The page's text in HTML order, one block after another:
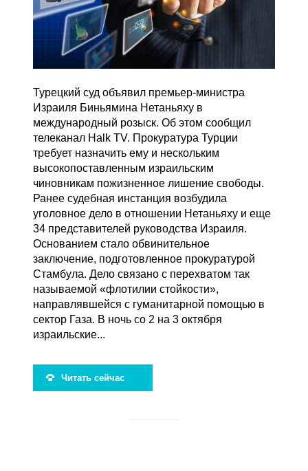
Турецкий суд объявил премьер-министра
Израиля Биньямина Нетаньяху в
международный розыск. Об этом сообщил
телеканал Halk TV. Прокуратура Турции
требует назначить ему и нескольким
высокопоставленным израильским
чиновникам пожизненное лишение свободы.
Ранее судебная инстанция возбудила
уголовное дело в отношении Нетаньяху и еще
34 представителей руководства Израиля.
Основанием стало обвинительное
заключение, подготовленное прокуратурой
Стамбула. Дело связано с перехватом так
называемой «флотилии стойкости»,
направлявшейся с гуманитарной помощью в
сектор Газа. В ночь со 2 на 3 октября
израильские...
Читать сейчас